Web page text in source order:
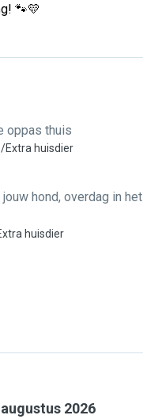
🐾💛
oppas thuis
/Extra huisdier
hond, overdag in het
huisdier
augustus 2026